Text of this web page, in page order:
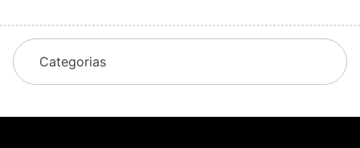
Categorias